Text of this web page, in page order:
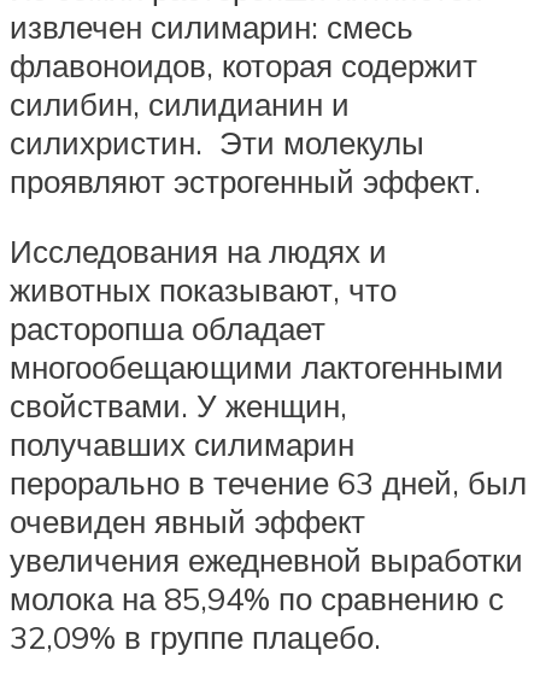
извлечен силимарин: смесь
флавоноидов, которая содержит
силибин, силидианин и
силихристин. Эти молекулы
проявляют эстрогенный эффект.
Исследования на людях и
животных показывают, что
расторопша обладает
многообещающими лактогенными
свойствами. У женщин,
получавших силимарин
перорально в течение 63 дней, был
очевиден явный эффект
увеличения ежедневной выработки
молока на 85,94% по сравнению с
32,09% в группе плацебо.